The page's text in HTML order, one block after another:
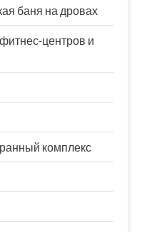
баня на дровах
центров и
комплекс